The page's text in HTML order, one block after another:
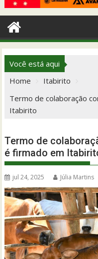
Você está aqui
Home
Itabirito
Termo de colaboração
Itabirito
Termo de
é firmado em
jul 24, 2025 Júlia Martins